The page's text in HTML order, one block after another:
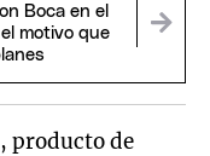
Boca en el
motivo que
producto de